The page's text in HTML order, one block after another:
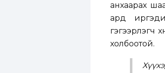
анхаарах
ард
холбоотой.